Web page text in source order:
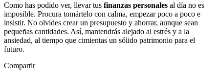
Como has podido ver, llevar tus finanzas personales al día no es
imposible. Procura tomártelo con calma, empezar poco a poco e
insistir. No olvides crear un presupuesto y ahorrar, aunque sean
pequeñas cantidades. Así, mantendrás alejado al estrés y a la
ansiedad, al tiempo que cimientas un sólido patrimonio para el
futuro.
Compartir